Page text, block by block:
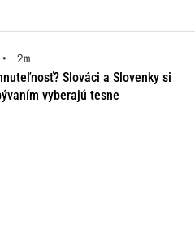
•
2m
Slováci a Slovenky si
vyberajú tesne